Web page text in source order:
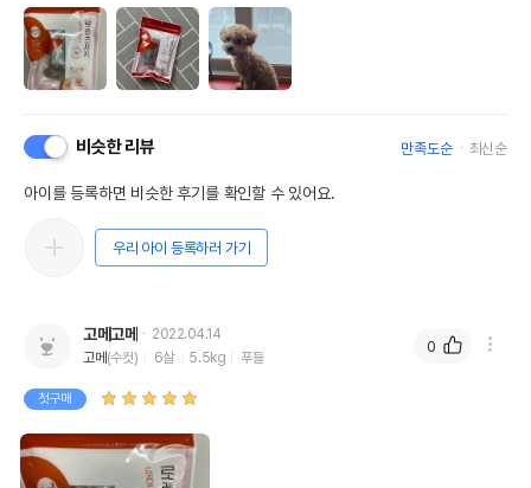
비슷한 리뷰 만족도순 최신순
아이를 등록하면 비슷한 후기를 확인할 수 있어요.
우리 아이 등록하러 가기
고메고메
2022.04.14
고메 (수컷) 6살 5.5kg 푸들
첫구매
0